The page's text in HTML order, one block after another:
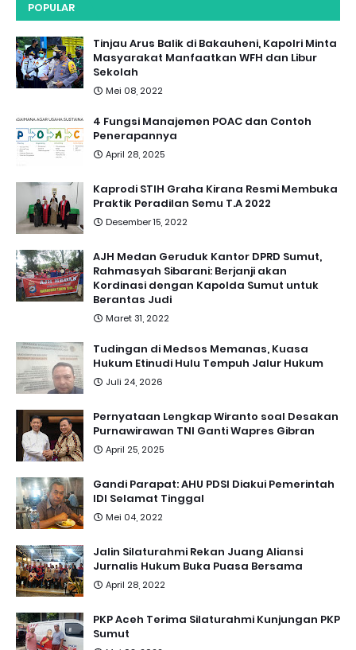
POPULAR
Tinjau Arus Balik di Bakauheni, Kapolri Minta
Masyarakat Manfaatkan WFH dan Libur
Sekolah
Mei 08, 2022
4 Fungsi Manajemen POAC dan Contoh
Penerapannya
April 28, 2025
Kaprodi STIH Graha Kirana Resmi Membuka
Praktik Peradilan Semu T.A 2022
Desember 15, 2022
AJH Medan Geruduk Kantor DPRD Sumut,
Rahmasyah Sibarani: Berjanji akan
Kordinasi dengan Kapolda Sumut untuk
Berantas Judi
Maret 31, 2022
Tudingan di Medsos Memanas, Kuasa
Hukum Etinudi Hulu Tempuh Jalur Hukum
Juli 24, 2026
Pernyataan Lengkap Wiranto soal Desakan
Purnawirawan TNI Ganti Wapres Gibran
April 25, 2025
Gandi Parapat: AHU PDSI Diakui Pemerintah
IDI Selamat Tinggal
Mei 04, 2022
Jalin Silaturahmi Rekan Juang Aliansi
Jurnalis Hukum Buka Puasa Bersama
April 28, 2022
PKP Aceh Terima Silaturahmi Kunjungan PKP
Sumut